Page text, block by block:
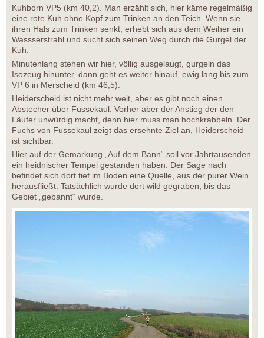
Kuhborn VP5 (km 40,2). Man erzählt sich, hier käme regelmäßig
eine rote Kuh ohne Kopf zum Trinken an den Teich. Wenn sie
ihren Hals zum Trinken senkt, erhebt sich aus dem Weiher ein
Wassserstrahl und sucht sich seinen Weg durch die Gurgel der
Kuh.
Minutenlang stehen wir hier, völlig ausgelaugt, gurgeln das
Isozeug hinunter, dann geht es weiter hinauf, ewig lang bis zum
VP 6 in Merscheid (km 46,5).
Heiderscheid ist nicht mehr weit, aber es gibt noch einen
Abstecher über Fussekaul. Vorher aber der Anstieg der den
Läufer unwürdig macht, denn hier muss man hochkrabbeln. Der
Fuchs von Fussekaul zeigt das ersehnte Ziel an, Heiderscheid
ist sichtbar.
Hier auf der Gemarkung „Auf dem Bann“ soll vor Jahrtausenden
ein heidnischer Tempel gestanden haben. Der Sage nach
befindet sich dort tief im Boden eine Quelle, aus der purer Wein
herausfließt. Tatsächlich wurde dort wild gegraben, bis das
Gebiet „gebannt“ wurde.